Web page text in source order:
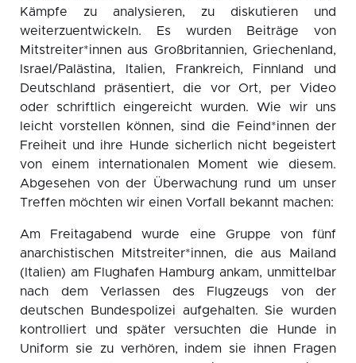
Kämpfe zu analysieren, zu diskutieren und
weiterzuentwickeln. Es wurden Beiträge von
Mitstreiter*innen aus Großbritannien, Griechenland,
Israel/Palästina, Italien, Frankreich, Finnland und
Deutschland präsentiert, die vor Ort, per Video
oder schriftlich eingereicht wurden. Wie wir uns
leicht vorstellen können, sind die Feind*innen der
Freiheit und ihre Hunde sicherlich nicht begeistert
von einem internationalen Moment wie diesem.
Abgesehen von der Überwachung rund um unser
Treffen möchten wir einen Vorfall bekannt machen:
Am Freitagabend wurde eine Gruppe von fünf
anarchistischen Mitstreiter*innen, die aus Mailand
(Italien) am Flughafen Hamburg ankam, unmittelbar
nach dem Verlassen des Flugzeugs von der
deutschen Bundespolizei aufgehalten. Sie wurden
kontrolliert und später versuchten die Hunde in
Uniform sie zu verhören, indem sie ihnen Fragen